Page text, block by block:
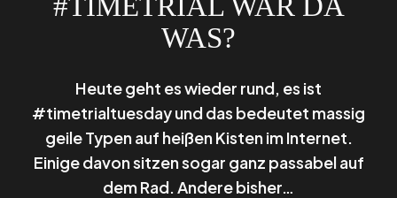
WAS?
Heute geht es wieder rund, es ist
#timetrialtuesday und das bedeutet massig
geile Typen auf heißen Kisten im Internet.
Einige davon sitzen sogar ganz passabel auf
dem Rad. Andere bisher…